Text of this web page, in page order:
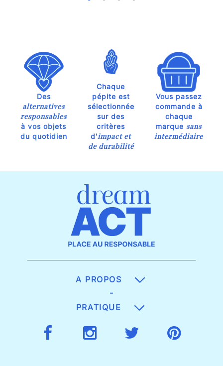
Des
alternatives
responsables
à vos objets
du quotidien
Chaque
pépite est
sélectionnée
sur des
critères
d'impact et
de durabilité
Vous passez
commande à
chaque
marque sans
intermédiaire
A PROPOS
-
PRATIQUE